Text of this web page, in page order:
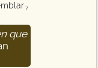
7
que